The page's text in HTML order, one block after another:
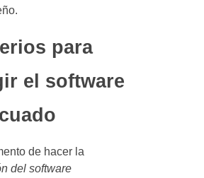
para
el software
de hacer la
del software